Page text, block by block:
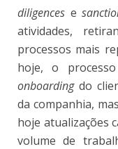
diligences e
atividades,
processos mais
hoje, o
onboardingdo
da companhia,
hoje atualizações
volume de